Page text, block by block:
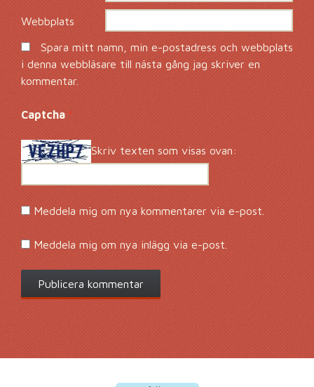
Webbplats
Spara mitt namn, min e-postadress och webbplats
i denna webbläsare till nästa gång jag skriver en
kommentar.
Captcha*
Skriv texten som visas ovan:
Meddela mig om nya kommentarer via e-post.
Meddela mig om nya inlägg via e-post.